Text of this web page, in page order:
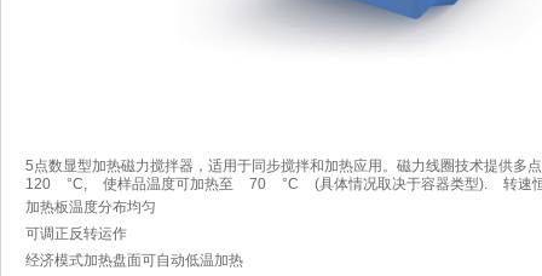
5点数显型加热磁力搅拌器，适用于同步搅拌和加热应用。磁力线圈技术提供
120 °C, 使样品温度可加热至 70 °C (具体情况取决于容器类型). 转速恒
加热板温度分布均匀
可调正反转运作
经济模式加热盘面可自动低温加热